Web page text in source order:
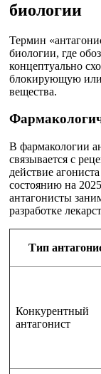
биологии
Термин
биологии, где
концептуально
блокирующую
вещества.
В фармакологии
связывается с
действие
состоянию на
антагонисты
разработке
Тип
Конкурентный
антагонист